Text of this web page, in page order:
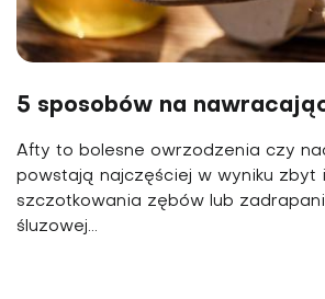
5 sposobów na
Afty to bolesne owrzodzenia czy
powstają najczęściej w wyniku zbyt
szczotkowania zębów lub
śluzowej...